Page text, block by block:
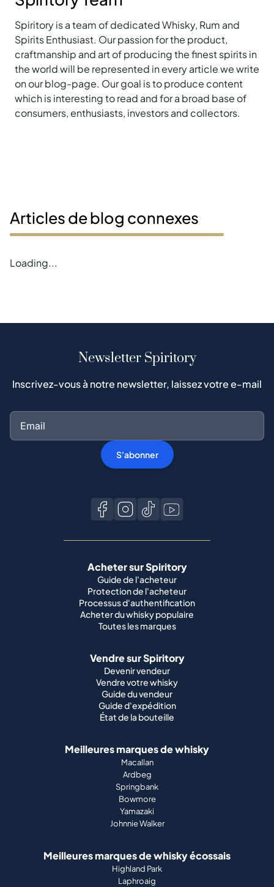
Spiritory is a team of dedicated Whisky, Rum and
Spirits Enthusiast. Our passion for the product,
craftmanship and art of producing the finest spirits in
the world will be represented in every article we write
on our blog-page. Our goal is to produce content
which is interesting to read and for a broad base of
consumers, enthusiasts, investors and collectors.
Articles de blog connexes
Loading...
Newsletter Spiritory
Inscrivez-vous à notre newsletter, laissez votre e-mail
S'abonner
Acheter sur Spiritory
Guide de l'acheteur
Protection de l'acheteur
Processus d'authentification
Acheter du whisky populaire
Toutes les marques
Vendre sur Spiritory
Devenir vendeur
Vendre votre whisky
Guide du vendeur
Guide d'expédition
État de la bouteille
Meilleures marques de whisky
Macallan
Ardbeg
Springbank
Bowmore
Yamazaki
Johnnie Walker
Meilleures marques de whisky écossais
Highland Park
Laphroaig